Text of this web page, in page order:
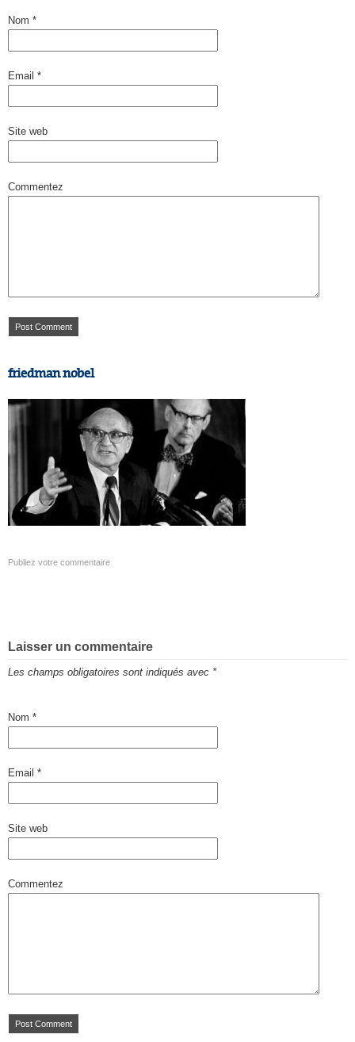
Nom *
Email *
Site web
Commentez
friedman nobel
Publiez votre commentaire
Laisser un commentaire
Les champs obligatoires sont indiqués avec *
Nom *
Email *
Site web
Commentez